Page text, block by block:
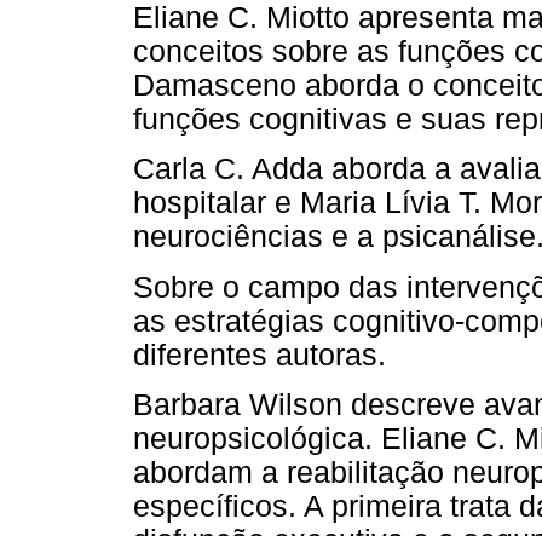
Eliane C. Miotto apresenta
conceitos sobre as funções
Damasceno aborda o
funções cognitivas e suas
Carla C. Adda aborda a
hospitalar e Maria Lívia T.
neurociências e a
Sobre o campo das
as estratégias cognitivo-
diferentes autoras.
Barbara Wilson descreve
neuropsicológica. Eliane C.
abordam a reabilitação
específicos. A primeira trata